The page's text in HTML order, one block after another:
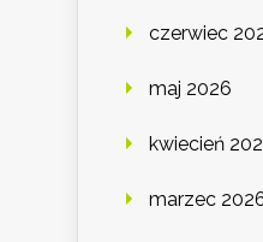
czerwiec
maj 2026
kwiecień
marzec